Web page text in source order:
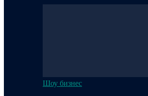
Шоу бизнес